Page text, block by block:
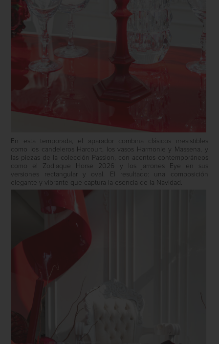
En esta temporada, el aparador combina clásicos irresistibles
como los candeleros Harcourt, los vasos Harmonie y Massena, y
las piezas de la colección Passion, con acentos contemporáneos
como el Zodiaque Horse 2026 y los jarrones Eye en sus
versiones rectangular y oval. El resultado: una composición
elegante y vibrante que captura la esencia de la Navidad.